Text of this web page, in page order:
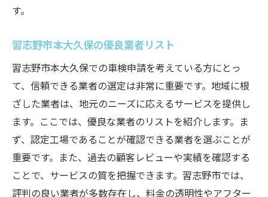
す。
習志野市本大久保の優良業者リスト
習志野市本大久保での車検申請を考えている方にとっ
て、信頼できる業者の選定は非常に重要です。地域に根
ざした業者は、地元のニーズに応えるサービスを提供し
ます。ここでは、優良な業者のリストを紹介します。ま
ず、認定工場であることが確認できる業者を選ぶことが
重要です。また、過去の顧客レビューや実績を確認する
ことで、サービスの質を把握できます。習志野市では、
評判の良い業者が多数存在し、料金の透明性やアフター